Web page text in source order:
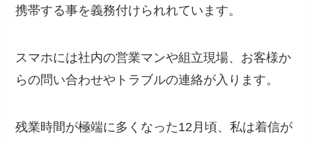
携帯する事を義務付けられれています。
スマホには社内の営業マンや組立現場、お客様か
らの問い合わせやトラブルの連絡が入ります。
残業時間が極端に多くなった12月頃、私は着信が